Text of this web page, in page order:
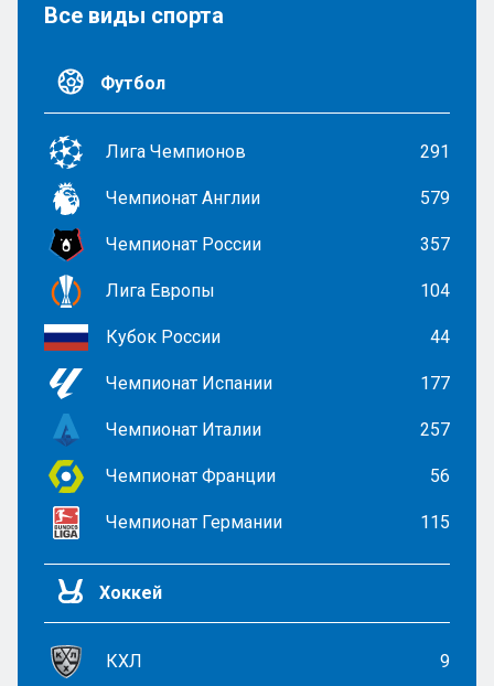
Все виды спорта
Футбол
Лига Чемпионов 291
Чемпионат Англии 579
Чемпионат России 357
Лига Европы 104
Кубок России 44
Чемпионат Испании 177
Чемпионат Италии 257
Чемпионат Франции 56
Чемпионат Германии 115
Хоккей
КХЛ 9